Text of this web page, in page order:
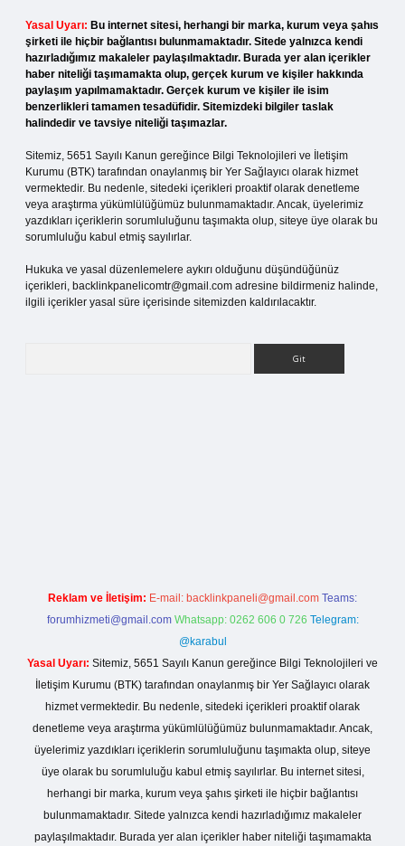
Yasal Uyarı: Bu internet sitesi, herhangi bir marka, kurum veya şahıs
şirketi ile hiçbir bağlantısı bulunmamaktadır. Sitede yalnızca kendi
hazırladığımız makaleler paylaşılmaktadır. Burada yer alan içerikler
haber niteliği taşımamakta olup, gerçek kurum ve kişiler hakkında
paylaşım yapılmamaktadır. Gerçek kurum ve kişiler ile isim
benzerlikleri tamamen tesadüfidir. Sitemizdeki bilgiler taslak
halindedir ve tavsiye niteliği taşımazlar.
Sitemiz, 5651 Sayılı Kanun gereğince Bilgi Teknolojileri ve İletişim
Kurumu (BTK) tarafından onaylanmış bir Yer Sağlayıcı olarak hizmet
vermektedir. Bu nedenle, sitedeki içerikleri proaktif olarak denetleme
veya araştırma yükümlülüğümüz bulunmamaktadır. Ancak, üyelerimiz
yazdıkları içeriklerin sorumluluğunu taşımakta olup, siteye üye olarak bu
sorumluluğu kabul etmiş sayılırlar.
Hukuka ve yasal düzenlemelere aykırı olduğunu düşündüğünüz
içerikleri, backlinkpanelicomtr@gmail.com adresine bildirmeniz halinde,
ilgili içerikler yasal süre içerisinde sitemizden kaldırılacaktır.
Reklam ve İletişim: E-mail: backlinkpaneli@gmail.com Teams:
forumhizmeti@gmail.com Whatsapp: 0262 606 0 726 Telegram:
@karabul
Yasal Uyarı: Sitemiz, 5651 Sayılı Kanun gereğince Bilgi Teknolojileri ve
İletişim Kurumu (BTK) tarafından onaylanmış bir Yer Sağlayıcı olarak
hizmet vermektedir. Bu nedenle, sitedeki içerikleri proaktif olarak
denetleme veya araştırma yükümlülüğümüz bulunmamaktadır. Ancak,
üyelerimiz yazdıkları içeriklerin sorumluluğunu taşımakta olup, siteye
üye olarak bu sorumluluğu kabul etmiş sayılırlar. Bu internet sitesi,
herhangi bir marka, kurum veya şahıs şirketi ile hiçbir bağlantısı
bulunmamaktadır. Sitede yalnızca kendi hazırladığımız makaleler
paylaşılmaktadır. Burada yer alan içerikler haber niteliği taşımamakta